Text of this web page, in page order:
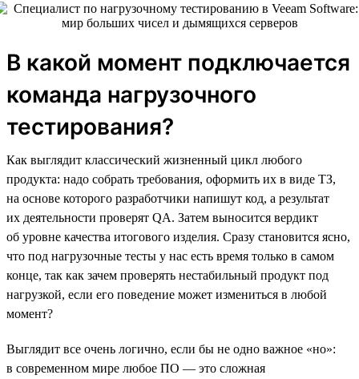
В какой момент подключается
команда нагрузочного
тестирования?
Как выглядит классический жизненный цикл любого
продукта: надо собрать требования, оформить их в виде ТЗ,
на основе которого разработчики напишут код, а результат
их деятельности проверят QA. Затем выносится вердикт
об уровне качества итогового изделия. Сразу становится ясно,
что под нагрузочные тесты у нас есть время только в самом
конце, так как зачем проверять нестабильный продукт под
нагрузкой, если его поведение может измениться в любой
момент?
Выглядит все очень логично, если бы не одно важное «но»:
в современном мире любое ПО — это сложная